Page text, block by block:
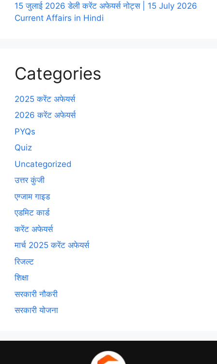
15 जुलाई 2026 डेली करेंट अफेयर्स नोट्स | 15 July 2026
Current Affairs in Hindi
Categories
2025 करेंट अफेयर्स
2026 करेंट अफेयर्स
PYQs
Quiz
Uncategorized
उत्तर कुंजी
एग्जाम गाइड
एडमिट कार्ड
करेंट अफेयर्स
मार्च 2025 करेंट अफेयर्स
रिजल्ट
शिक्षा
सरकारी नौकरी
सरकारी योजना